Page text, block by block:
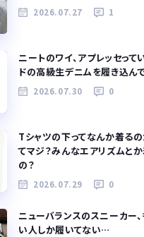
2026.07.27 1
ニートのワイ、アプレッセって
ドの高級生デニムを履き込ん
2026.07.30 0
Tシャツの下ってなんか着る
てマジ？みんなエアリズムと
の？
2026.07.29 0
ニューバランスのスニーカー
い人しか履いてない…